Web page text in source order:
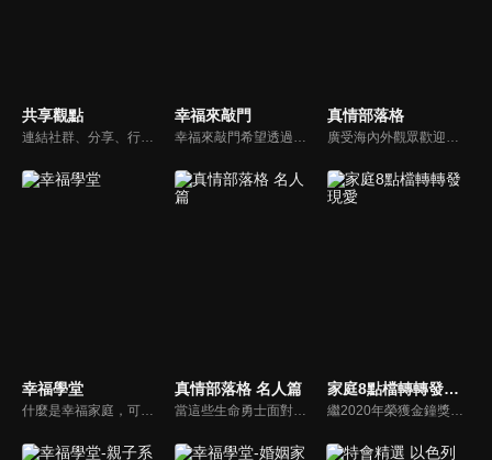
共享觀點
連結社群、分享、行動的特色，運用講道學的架構，談論包含基要真理、生活話題及神學裝備三大面向主題。身為第六代基督徒，從小在教會中長大的周巽正，與第一代基督徒的廖文華，背景及生活經歷都不同，在節目中以輕鬆對談的方式，貢獻出不同角度的觀點。
幸福來敲門
幸福來敲門希望透過藝人、觀眾、夫妻來賓的經驗分享以及專家解析：傳遞聖經中的家庭價值觀，提供現代人面臨婚姻與家庭各種狀況接踵而來時的答案，並且邀請上帝成為每個家庭的主人。
真情部落格
廣受海內外觀眾歡迎的真情部落格，是以見證故事為主軸的訪談節目，由知名主播夏嘉璐主持，莊信德牧師、黃國倫牧師回應，來賓在節目中自在的暢談自己的生命歷程，這些最真實的生命見證也幫助許多人走出低谷。
幸福學堂 真情部落格 名人篇
當這些生命勇士面對自己生命中的難題時，選擇靠著信靠耶穌來勇敢勝過，這些可愛的基督徒們，願意把自己生命裡最黑暗軟弱的一面和大家分享，為的就是將來自天上那最美好的福分帶給人們，每一個有血有淚的生命見證，都是最震撼人心的蛻變，最深刻的真實。
家庭8點檔轉轉發現愛
繼2020年榮獲金鐘獎「生活風格節目主持人獎」，2021年再度入圍，從真理出發的家庭談話性節目，針對現代婚姻家庭議題讓您輕鬆掌握關注方向。